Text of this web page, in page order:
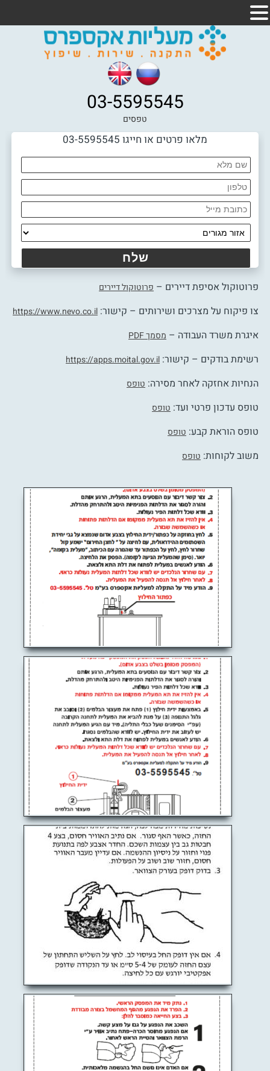
03-5595545
טפסים
מלאו פרטים או חייגו 03-5595545
פרוטוקול אסיפת דיירים – פרוטוקול דיירים
צו פיקוח על מצרכים ושירותים – קישור: https://www.nevo.co.il
איגרת משרד העבודה – מסמך PDF
רשימת בודקים – קישור: https://apps.moital.gov.il
הנחיות אחזקה לאחר מסירה: טופס
טופס עדכון פרטי ועד: טופס
טופס הוראת קבע: טופס
משוב לקוחות: טופס